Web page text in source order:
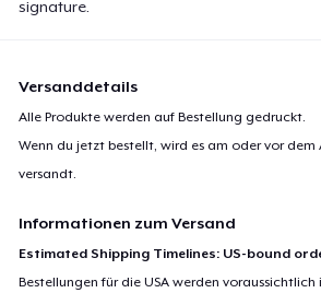
signature.
Versanddetails
Alle Produkte werden auf Bestellung gedruckt.
Wenn du jetzt bestellt, wird es am oder vor dem
versandt.
Informationen zum Versand
Estimated Shipping Timelines: US-bound
Bestellungen für die USA werden voraussichtlich